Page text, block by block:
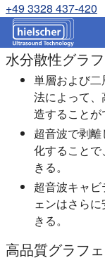
+49 3328 437-420
水分散性グラ
単層および
法によって
造することが
超音波で剥
化すること
きる。
超音波キャ
ェンはさら
きる。
高品質グラフ